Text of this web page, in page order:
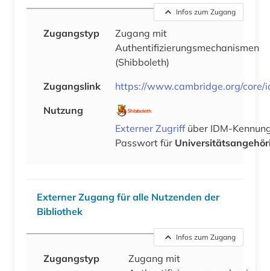
Infos zum Zugang
Zugangstyp
Zugang mit
Authentifizierungsmechanismen
(Shibboleth)
Zugangslink
https://www.cambridge.org/core/
Nutzung
Externer Zugriffüber IDM-
Passwort für
Externer Zugang für alle Nutzenden der
Bibliothek
Infos zum Zugang
Zugangstyp
Zugang mit